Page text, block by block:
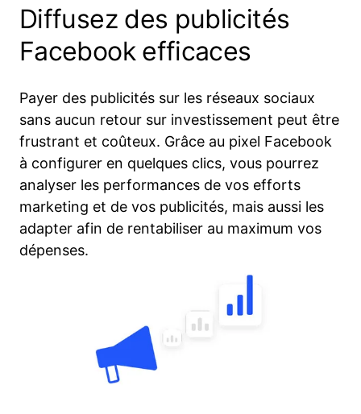
Diffusez des publicités
Facebook efficaces
Payer des publicités sur les réseaux sociaux
sans aucun retour sur investissement peut être
frustrant et coûteux. Grâce au pixel Facebook
à configurer en quelques clics, vous pourrez
analyser les performances de vos efforts
marketing et de vos publicités, mais aussi les
adapter afin de rentabiliser au maximum vos
dépenses.